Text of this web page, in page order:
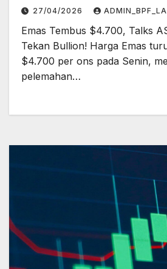
27/04/2026
Emas Tembus $4.700, Talks
Tekan Bullion! Harga Emas
$4.700 per ons pada Senin,
pelemahan…